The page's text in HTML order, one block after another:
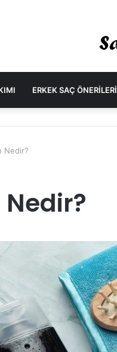
ERKEK SAÇ ÖNERILERI
Nedir?